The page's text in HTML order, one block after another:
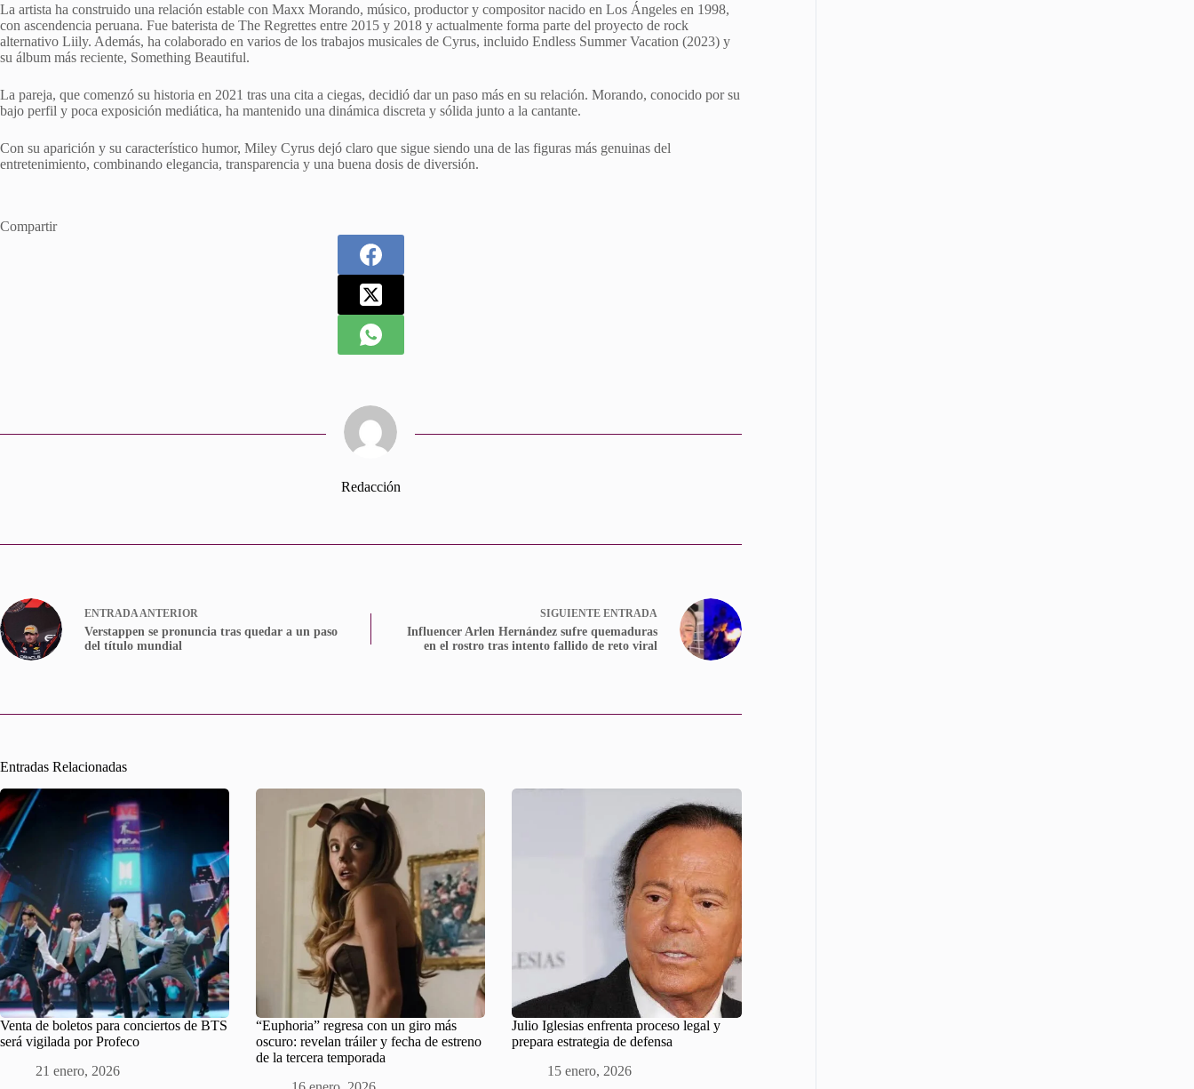
La artista ha construido una relación estable con Maxx Morando, músico, productor y compositor nacido en Los Ángeles en 1998,
con ascendencia peruana. Fue baterista de The Regrettes entre 2015 y 2018 y actualmente forma parte del proyecto de rock
alternativo Liily. Además, ha colaborado en varios de los trabajos musicales de Cyrus, incluido Endless Summer Vacation (2023) y
su álbum más reciente, Something Beautiful.
La pareja, que comenzó su historia en 2021 tras una cita a ciegas, decidió dar un paso más en su relación. Morando, conocido por su
bajo perfil y poca exposición mediática, ha mantenido una dinámica discreta y sólida junto a la cantante.
Con su aparición y su característico humor, Miley Cyrus dejó claro que sigue siendo una de las figuras más genuinas del
entretenimiento, combinando elegancia, transparencia y una buena dosis de diversión.
Compartir
Redacción
ENTRADAANTERIOR
Verstappen se pronuncia tras quedar a un paso
del título mundial
SIGUIENTE ENTRADA
Influencer Arlen Hernández sufre quemaduras
en el rostro tras intento fallido de reto viral
Entradas Relacionadas
Venta de boletos para conciertos de BTS
será vigilada por Profeco
21 enero, 2026
“Euphoria” regresa con un giro más
oscuro: revelan tráiler y fecha de estreno
de la tercera temporada
Julio Iglesias enfrenta proceso legal y
prepara estrategia de defensa
15 enero, 2026